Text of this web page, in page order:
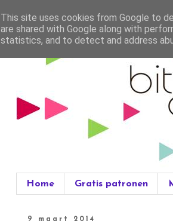
Home Gratis patronen
9 maart 2014
This site uses cookies from Google to
are shared with Google along with
statistics, and to detect and address